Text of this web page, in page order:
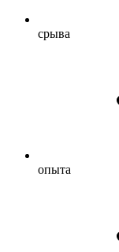
срыва
опыта